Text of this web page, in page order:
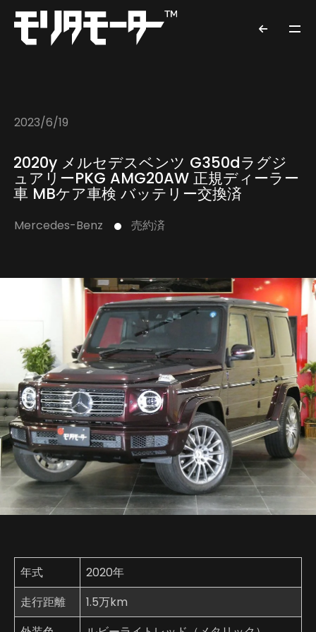
2023/6/19
2020y メルセデスベンツ G350dラグジ
ュアリーPKG AMG20AW 正規ディーラー
車 MBケア車検 バッテリー交換済
Mercedes-Benz 売約済
年式
2020年
走行距離
1.5万km